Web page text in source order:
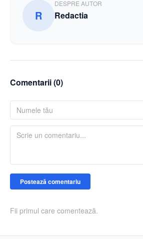
R
DESPRE AUTOR
Redactia
Comentarii (0)
Postează comentariu
Fii primul care comentează.